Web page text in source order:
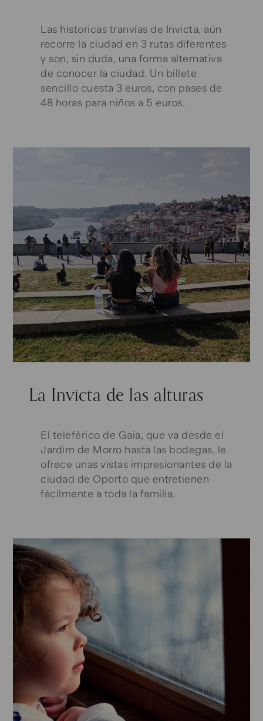
Las historicas tranvías de Invicta, aún
recorre la ciudad en 3 rutas diferentes
y son, sin duda, una forma alternativa
de conocer la ciudad. Un billete
sencillo cuesta 3 euros, con pases de
48 horas para niños a 5 euros.
La Invicta de las alturas
El teleférico de Gaia, que va desde el
Jardim de Morro hasta las bodegas, le
ofrece unas vistas impresionantes de la
ciudad de Oporto que entretienen
fácilmente a toda la familia.